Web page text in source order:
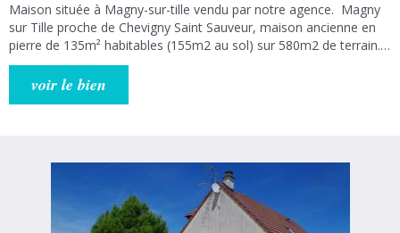
Maison située à Magny-sur-tille vendu par notre agence. Magny
sur Tille proche de Chevigny Saint Sauveur, maison ancienne en
pierre de 135m² habitables (155m2 au sol) sur 580m2 de terrain.
Au rez-de-chaussée, vous trouverez un salon de 28m², une
cuisine ouverte de 11m², une salle de douches avec douche à
Double vitrage PVC. Chaudière gaz de ville et poêle à bois. Volets
dans commune. Notre équipe Bellis'immo est à votre disposition
pour tout renseignements.
voir le bien